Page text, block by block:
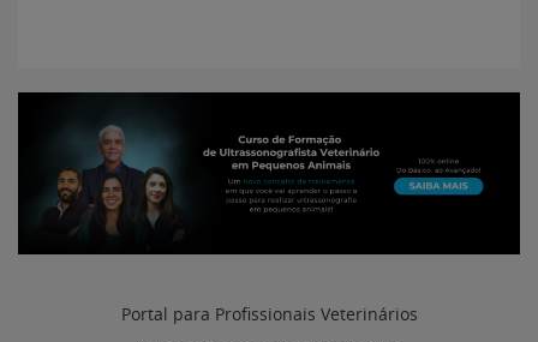
Portal para Profissionais Veterinários